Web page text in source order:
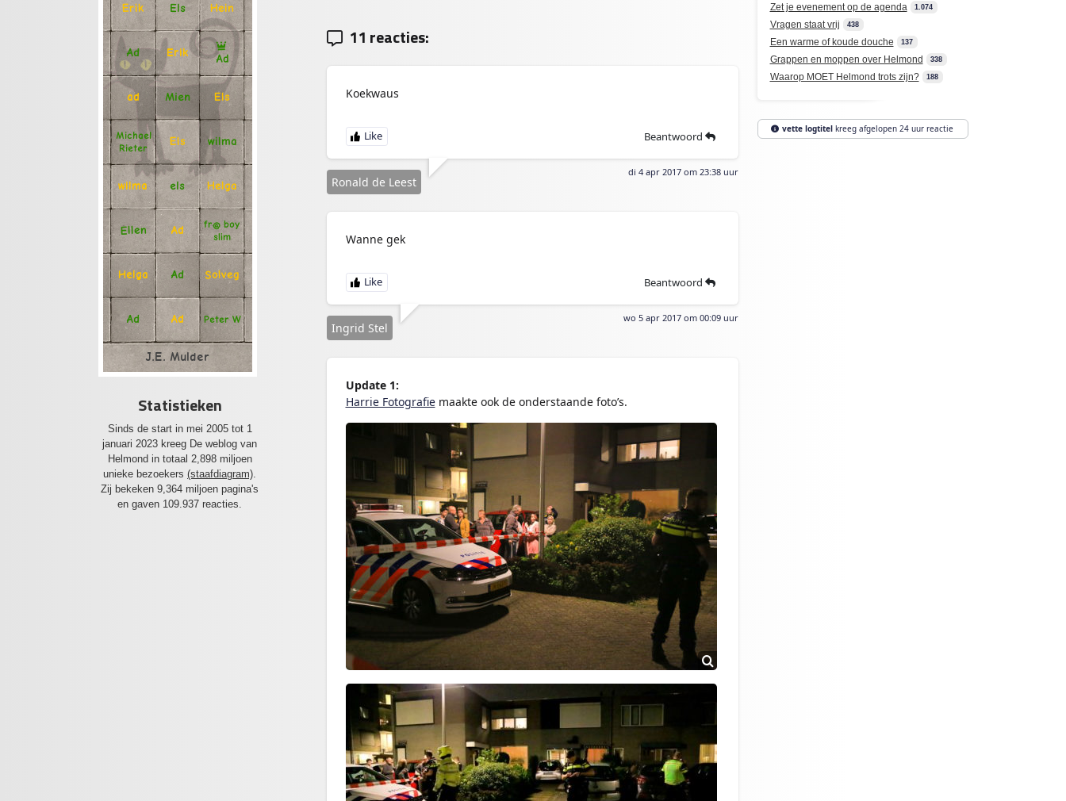
Erik Els Hein
Ad Erik
Ad
ad Mien Els
Michael
Rieter
Els wilma
wilma els Helga
Ellen Ad fr@ boy
slim
Helga Ad Solveg
Ad Ad Peter W
J.E. Mulder
Statistieken
Sinds de start in mei 2005 tot 1
januari 2023 kreeg De weblog van
Helmond in totaal 2,898 miljoen
unieke bezoekers (staafdiagram)
Zij bekeken 9,364 miljoen pagina's
en gaven 109.937 reacties.
11 reacties:
Koekwaus
Beantwoord
di 4 apr 2017 om 23:38 uur
Ronald de Leest
Wanne gek
Beantwoord
wo 5 apr 2017 om 00:09 uur
Ingrid Stel
Update 1:
Harrie Fotografiemaakte ook de onderstaande foto’s.
Zet je evenement op de agenda 1.074
Vragen staat vrij 438
Een warme of koude douche 137
Grappen en moppen over Helmond 338
Waarop MOET Helmond trots zijn? 188
vette logtitelkreeg afgelopen 24 uur reactie